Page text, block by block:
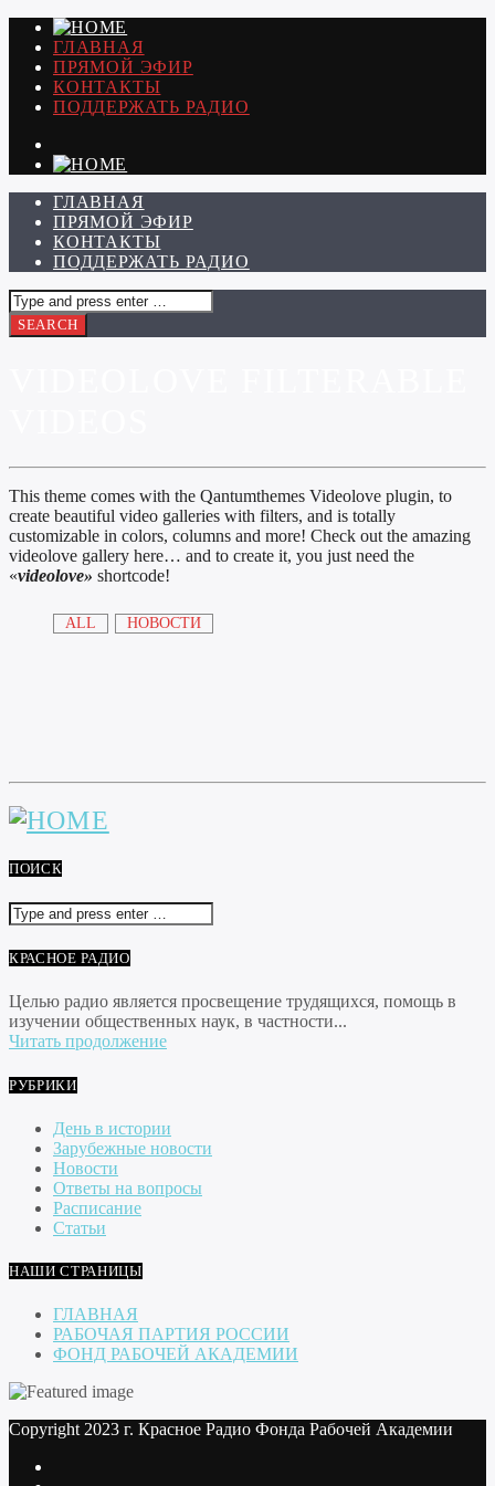
ГЛАВНАЯ
ПРЯМОЙ ЭФИР
КОНТАКТЫ
ПОДДЕРЖАТЬ РАДИО
ГЛАВНАЯ
ПРЯМОЙ ЭФИР
КОНТАКТЫ
ПОДДЕРЖАТЬ РАДИО
This theme comes with the Qantumthemes Videolove plugin, to
create beautiful video galleries with filters, and is totally
customizable in colors, columns and more! Check out the amazing
videolove gallery here… and to create it, you just need the
«videolove» shortcode!
ALL НОВОСТИ
ПОИСК
КРАСНОЕ РАДИО
Целью радио является просвещение трудящихся, помощь в
изучении общественных наук, в частности...
Читать продолжение
РУБРИКИ
День в истории
Зарубежные новости
Новости
Ответы на вопросы
Расписание
Статьи
НАШИ СТРАНИЦЫ
ГЛАВНАЯ
РАБОЧАЯ ПАРТИЯ РОССИИ
ФОНД РАБОЧЕЙ АКАДЕМИИ
Copyright 2023 г. Красное Радио Фонда Рабочей Академии